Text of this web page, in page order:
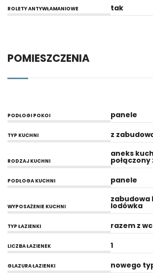
ROLETY ANTYWŁAMANIOWE tak
POMIESZCZENIA
PODŁOGI POKOI panele
TYP KUCHNI z
RODZAJ KUCHNI
aneks
PODŁOGA KUCHNI panele
WYPOSAŻENIE KUCHNI
zabudowa
lodówka
TYP ŁAZIENKI razem z wc
LICZBA ŁAZIENEK 1
GLAZURA ŁAZIENKI nowego